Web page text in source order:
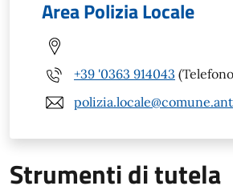
Area Polizia Locale
+39 '0363 914043
Strumenti di tutela